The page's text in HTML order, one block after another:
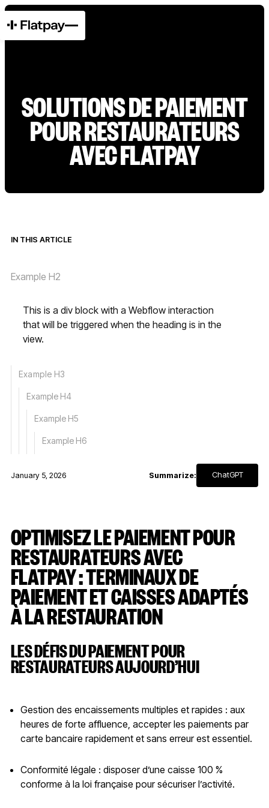
SOLUTIONS DE PAIEMENT
POUR RESTAURATEURS
AVEC FLATPAY
IN THIS ARTICLE
Example H2
This is a div block with a Webflow interaction
that will be triggered when the heading is in the
view.
Example H3
Example H4
Example H5
Example H6
January 5, 2026 Summarize: ChatGPT
OPTIMISEZ LE PAIEMENT POUR
RESTAURATEURS AVEC
FLATPAY : TERMINAUX DE
PAIEMENT ET CAISSES ADAPTÉS
À LA RESTAURATION
LES DÉFIS DU PAIEMENT POUR
RESTAURATEURS AUJOURD’HUI
Gestion des encaissements multiples et rapides : aux
heures de forte affluence, accepter les paiements par
carte bancaire rapidement et sans erreur est essentiel.
Conformité légale : disposer d’une caisse 100 %
conforme à la loi française pour sécuriser l’activité.